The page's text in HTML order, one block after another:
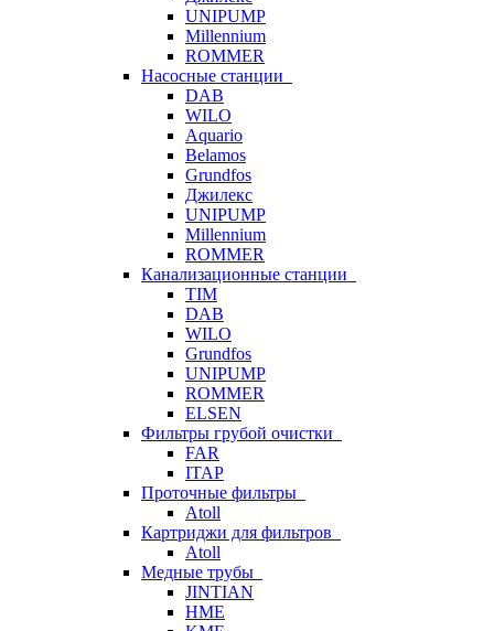
UNIPUMP
Millennium
ROMMER
Насосные станции
DAB
WILO
Aquario
Belamos
Grundfos
Джилекс
UNIPUMP
Millennium
ROMMER
Канализационные станции
TIM
DAB
WILO
Grundfos
UNIPUMP
ROMMER
ELSEN
Фильтры грубой очистки
FAR
ITAP
Проточные фильтры
Atoll
Картриджи для фильтров
Atoll
Медные трубы
JINTIAN
HME